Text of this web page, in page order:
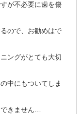
が不必要に歯を傷
ので、お勧めはで
ングがとても大切
中にもついてしま
きません…